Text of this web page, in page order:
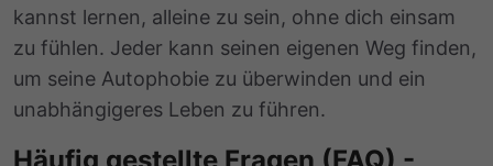
kannst lernen, alleine zu sein, ohne dich einsam
zu fühlen. Jeder kann seinen eigenen Weg finden,
um seine Autophobie zu überwinden und ein
unabhängigeres Leben zu führen.